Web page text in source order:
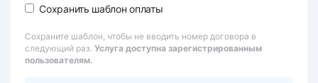
Сохранить шаблон оплаты
Сохраните шаблон, чтобы не вводить номер договора в
следующий раз. Услуга доступна зарегистрированным
пользователям.